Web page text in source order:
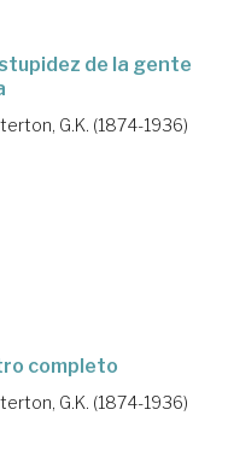
de la gente
G.K. (1874-1936)
completo
G.K. (1874-1936)